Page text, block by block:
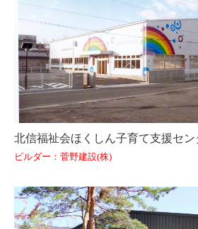
北信福祉会ほくしん子育て支援セン
ビルダー：菅野建設(株)